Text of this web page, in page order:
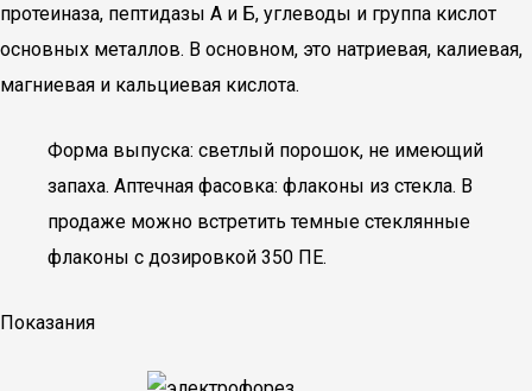
протеиназа, пептидазы А и Б, углеводы и группа кислот
основных металлов. В основном, это натриевая, калиевая,
магниевая и кальциевая кислота.
Форма выпуска: светлый порошок, не имеющий
запаха. Аптечная фасовка: флаконы из стекла. В
продаже можно встретить темные стеклянные
флаконы с дозировкой 350 ПЕ.
Показания